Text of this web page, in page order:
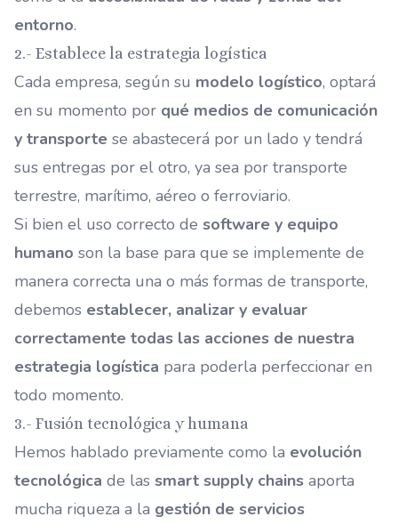
entorno.
2.- Establece la estrategia logística
Cada empresa, según su modelo logístico, optará
en su momento por qué medios de comunicación
y transporte se abastecerá por un lado y tendrá
sus entregas por el otro, ya sea por transporte
terrestre, marítimo, aéreo o ferroviario.
Si bien el uso correcto de software y equipo
humano son la base para que se implemente de
manera correcta una o más formas de transporte,
debemos establecer, analizar y evaluar
correctamente todas las acciones de nuestra
estrategia logística para poderla perfeccionar en
todo momento.
3.- Fusión tecnológica y humana
Hemos hablado previamente como la evolución
tecnológica de las smart supply chains aporta
mucha riqueza a la gestión de servicios